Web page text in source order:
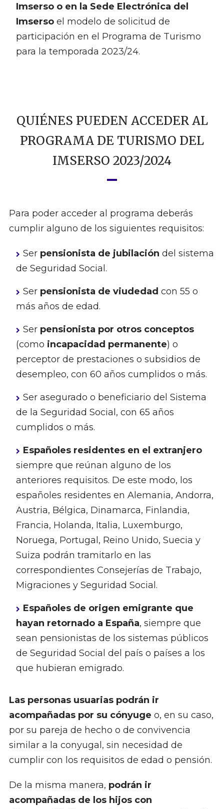
Imserso o en la Sede Electrónica del
Imsersoel modelo de solicitud de
participación en el Programa de Turismo
para la temporada 2023/24.
QUIÉNES PUEDEN ACCEDER AL
PROGRAMA DE TURISMO DEL
IMSERSO 2023/2024
Para poder acceder al programa deberás
cumplir alguno de los siguientes requisitos:
Ser pensionista de jubilación del sistema
de Seguridad Social.
Ser pensionista de viudedad con 55 o
más años de edad.
Ser pensionista por otros conceptos
(como incapacidad permanente) o
perceptor de prestaciones o subsidios de
desempleo, con 60 años cumplidos o más.
Ser asegurado o beneficiario del Sistema
de la Seguridad Social, con 65 años
cumplidos o más.
Españoles residentes en el extranjero
siempre que reúnan alguno de los
anteriores requisitos. De este modo, los
españoles residentes en Alemania, Andorra,
Austria, Bélgica, Dinamarca, Finlandia,
Francia, Holanda, Italia, Luxemburgo,
Noruega, Portugal, Reino Unido, Suecia y
Suiza podrán tramitarlo en las
correspondientes Consejerías de Trabajo,
Migraciones y Seguridad Social.
Españoles de origen emigrante que
hayan retornado a España, siempre que
sean pensionistas de los sistemas públicos
de Seguridad Social del país o países a los
que hubieran emigrado.
Las personas usuarias podrán ir
acompañadas por su cónyuge o, en su caso,
por su pareja de hecho o de convivencia
similar a la conyugal, sin necesidad de
cumplir con los requisitos de edad o pensión.
De la misma manera, podrán ir
acompañadas de los hijos con